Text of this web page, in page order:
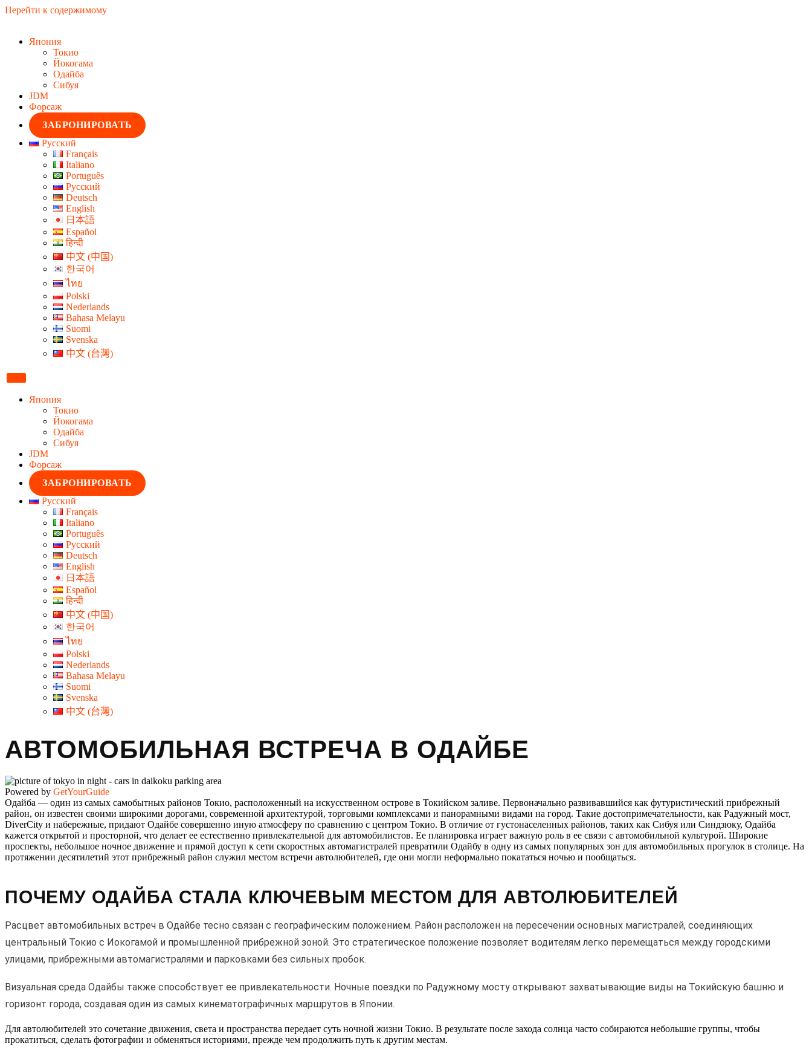
Перейти к содержимому
Япония
Токио
Йокогама
Одайба
Сибуя
JDM
Форсаж
ЗАБРОНИРОВАТЬ
Русский
Français
Italiano
Português
Русский
Deutsch
English
日本語
Español
हिन्दी
中文 (中国)
한국어
ไทย
Polski
Nederlands
Bahasa Melayu
Suomi
Svenska
中文 (台灣)
Япония
Токио
Йокогама
Одайба
Сибуя
JDM
Форсаж
ЗАБРОНИРОВАТЬ
Русский
Français
Italiano
Português
Русский
Deutsch
English
日本語
Español
हिन्दी
中文 (中国)
한국어
ไทย
Polski
Nederlands
Bahasa Melayu
Suomi
Svenska
中文 (台灣)
АВТОМОБИЛЬНАЯ ВСТРЕЧА В ОДАЙБЕ
Powered by GetYourGuide
Одайба — один из самых самобытных районов Токио, расположенный на искусственном острове в Токийском заливе. Первоначально развивавшийся как футуристический прибрежный
район, он известен своими широкими дорогами, современной архитектурой, торговыми комплексами и панорамными видами на город. Такие достопримечательности, как Радужный мост,
DiverCity и набережные, придают Одайбе совершенно иную атмосферу по сравнению с центром Токио. В отличие от густонаселенных районов, таких как Сибуя или Синдзюку, Одайба
кажется открытой и просторной, что делает ее естественно привлекательной для автомобилистов. Ее планировка играет важную роль в ее связи с автомобильной культурой. Широкие
проспекты, небольшое ночное движение и прямой доступ к сети скоростных автомагистралей превратили Одайбу в одну из самых популярных зон для автомобильных прогулок в столице. На
протяжении десятилетий этот прибрежный район служил местом встречи автолюбителей, где они могли неформально покататься ночью и пообщаться.
ПОЧЕМУ ОДАЙБА СТАЛА КЛЮЧЕВЫМ МЕСТОМ ДЛЯ АВТОЛЮБИТЕЛЕЙ
Расцвет автомобильных встреч в Одайбе тесно связан с географическим положением. Район расположен на пересечении основных магистралей, соединяющих
центральный Токио с Иокогамой и промышленной прибрежной зоной. Это стратегическое положение позволяет водителям легко перемещаться между городскими
улицами, прибрежными автомагистралями и парковками без сильных пробок.
Визуальная среда Одайбы также способствует ее привлекательности. Ночные поездки по Радужному мосту открывают захватывающие виды на Токийскую башню и
горизонт города, создавая один из самых кинематографичных маршрутов в Японии.
Для автолюбителей это сочетание движения, света и пространства передает суть ночной жизни Токио. В результате после захода солнца часто собираются небольшие группы, чтобы
прокатиться, сделать фотографии и обменяться историями, прежде чем продолжить путь к другим местам.